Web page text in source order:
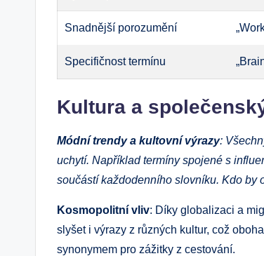
Snadnější porozumění
Specifičnost termínu
Kultura a
Módní trendy a kultovní výrazy:
uchytí. Například termíny spojené s
součástí každodenního slovníku. Kdo by
Kosmopolitní vliv: Díky globalizaci a
slyšet i výrazy z různých kultur, což
synonymem pro zážitky z cestování.